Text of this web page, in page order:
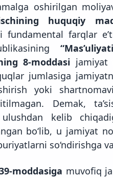
oshirilgan
huquqiy
fundamental farqlar
8-moddasi jamiyat
jumlasiga
yoki
Demak,
kelib
bo‘lib, u jamiyat
so‘ndirishga
moddasiga muvofiq